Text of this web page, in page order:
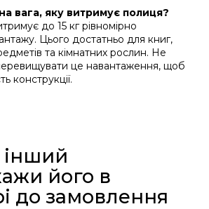
вага, яку витримує полиця?
до 15 кг рівномірно
Цього достатньо для книг,
та кімнатних рослин. Не
це навантаження, щоб
конструкції.
інший
його в
до замовлення